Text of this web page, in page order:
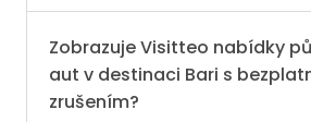
Zobrazuje Visitteo nabídky
aut v destinaci Bari s
zrušením?